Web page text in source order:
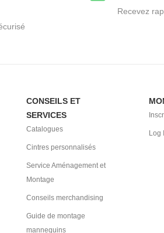
Recevez
CONSEILS ET
SERVICES
Catalogues
Cintres personnalisés
Service Aménagement et
Montage
Conseils merchandising
Guide de montage
mannequins
Log